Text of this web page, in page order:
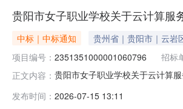
贵阳市女子职业学校关于云计算服
中标｜中标通知 贵州省｜贵阳市｜云岩
项目编号： 2351351000001060796 招标
正文内容： 贵阳市女子职业学校关于云计算
（元）:项目所在行政区划编码
发布时间： 2026-07-15 13:11